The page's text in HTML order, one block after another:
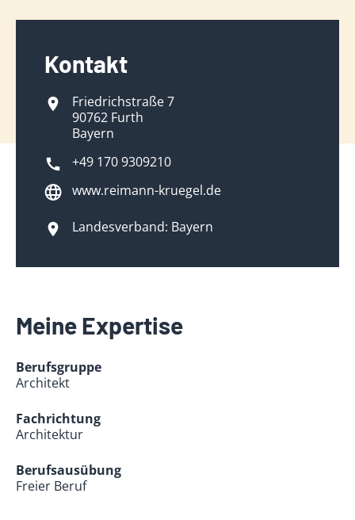
Kontakt
Friedrichstraße 7
90762 Furth
Bayern
+49 170 9309210
www.reimann-kruegel.de
Landesverband: Bayern
Meine Expertise
Berufsgruppe
Architekt
Fachrichtung
Architektur
Berufsausübung
Freier Beruf